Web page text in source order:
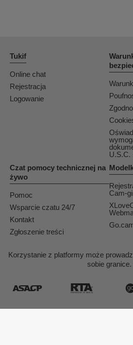
Tukif
Online chat
Rejestracja
Logowanie
U.S.C.
Czat pomocy technicznej na
żywo
Pomoc
Wsparcie czatu 24/7
Kontakt
Zgłoszenie treści
Cam-
Korzystanie z platformy może
sobie granice.